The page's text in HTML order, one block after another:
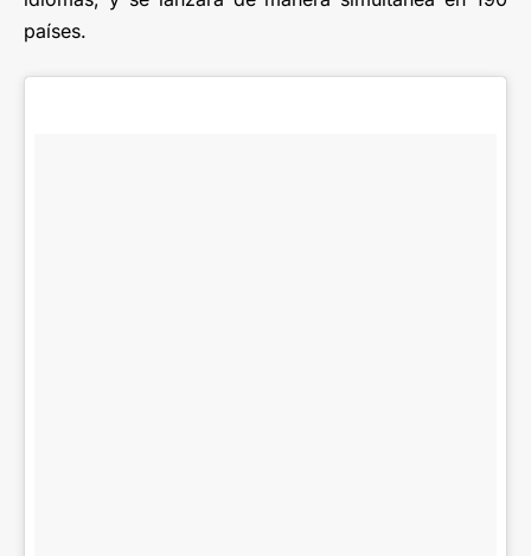
países.